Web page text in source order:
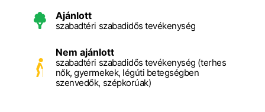
Ajánlott
szabadtéri szabadidős tevékenység
Nem ajánlott
szabadtéri szabadidős tevékenység (terhes
nők, gyermekek, légúti betegségben
szenvedők, szépkorúak)